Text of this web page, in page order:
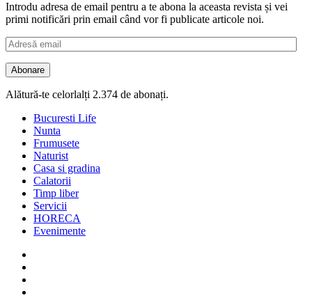
Introdu adresa de email pentru a te abona la aceasta revista și vei
primi notificări prin email când vor fi publicate articole noi.
Adresă
email
Abonare
Alătură-te celorlalți 2.374 de abonați.
Bucuresti Life
Nunta
Frumusete
Naturist
Casa si gradina
Calatorii
Timp liber
Servicii
HORECA
Evenimente